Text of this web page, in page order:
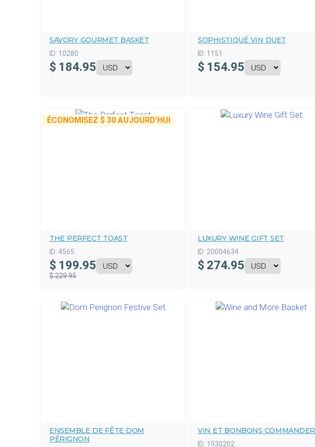
SAVORY GOURMET BASKET
ID: 10280
$ 184.95
SOPHISTIQUÉ VIN DUET
ID: 1151
$ 154.95
ÉCONOMISEZ $ 30 AUJOURD’HUI
THE PERFECT TOAST
ID: 4565
$ 199.95
$ 229.95
LUXURY WINE GIFT SET
ID: 20004634
$ 274.95
ENSEMBLE DE FÊTE DOM
PÉRIGNON
VIN ET BONBONS COMMANDER
ID: 1930202